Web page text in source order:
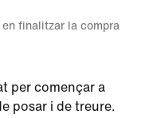
finalitzar la compra
per començar a
posar i de treure.